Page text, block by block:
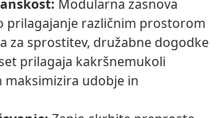
Modularna zasnova
prilagajanje različnim prostorom
za sprostitev, družabne dogodke
prilagaja kakršnemukoli
udobje in